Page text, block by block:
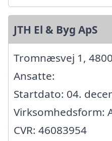
JTH El & Byg ApS
Tromnæsvej 1,
Ansatte:
Startdato: 04.
Virksomhedsform:
CVR: 46083954